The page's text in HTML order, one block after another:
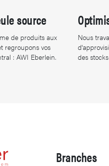
source
de produits aux
regroupons vos
: AWI Eberlein.
Nous
des
Branches